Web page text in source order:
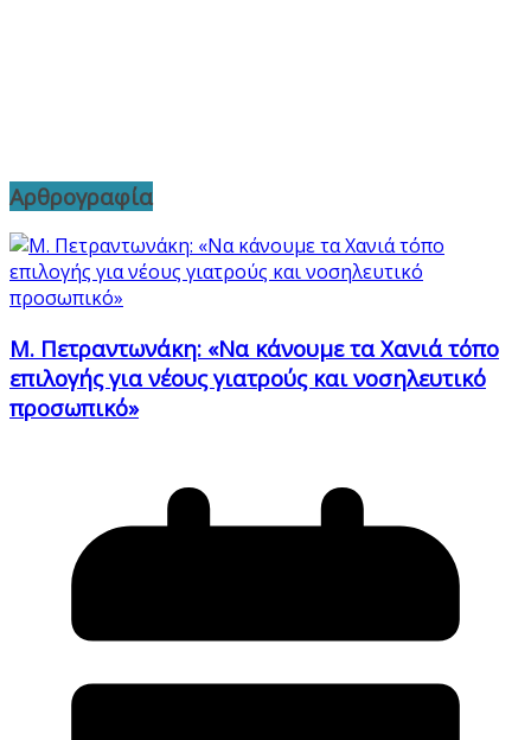
Αρθρογραφία
Μ. Πετραντωνάκη: «Να κάνουμε τα Χανιά τόπο
επιλογής για νέους γιατρούς και νοσηλευτικό
προσωπικό»